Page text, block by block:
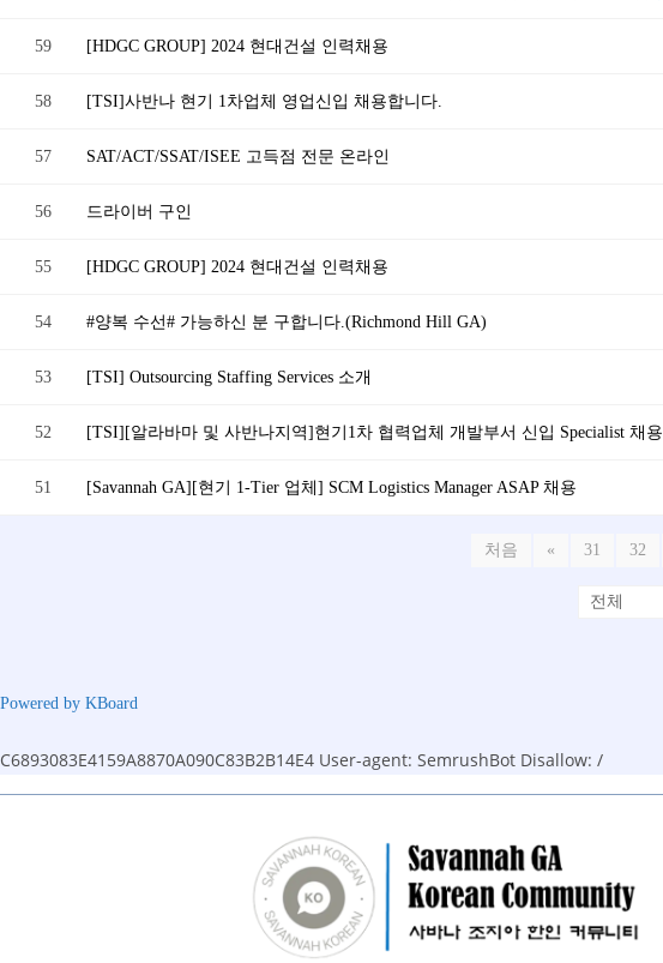
59 [HDGC GROUP] 2024 현대건설 인력채용
58 [TSI]사반나 현기 1차업체 영업신입 채용합니다.
57 SAT/ACT/SSAT/ISEE 고득점 전문 온라인
56 드라이버 구인
55 [HDGC GROUP] 2024 현대건설 인력채용
54 #양복 수선# 가능하신 분 구합니다.(Richmond Hill GA)
53 [TSI] Outsourcing Staffing Services 소개
52 [TSI][알라바마 및 사반나지역]현기1차 협력업체 개발부서 신입 Specialist 채용
51 [Savannah GA][현기 1-Tier 업체] SCM Logistics Manager ASAP 채용
처음 « 31 32
Powered by KBoard
C6893083E4159A8870A090C83B2B14E4 User-agent: SemrushBot Disallow: /
Skip